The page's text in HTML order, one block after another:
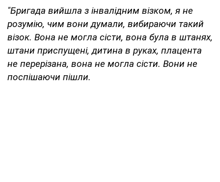
"Бригада вийшла з інвалідним візком, я не
розумію, чим вони думали, вибираючи такий
візок. Вона не могла сісти, вона була в штанях,
штани приспущені, дитина в руках, плацента
не перерізана, вона не могла сісти. Вони не
поспішаючи пішли.